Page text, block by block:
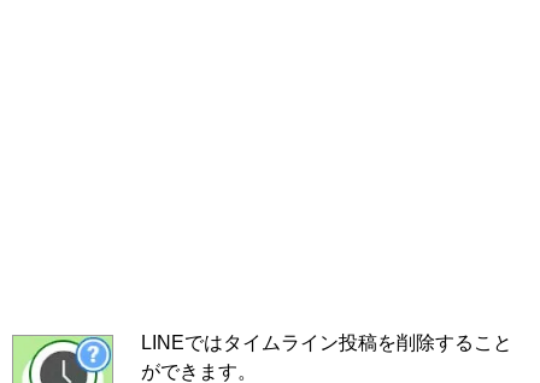
LINEではタイムライン投稿を削除すること
ができます。